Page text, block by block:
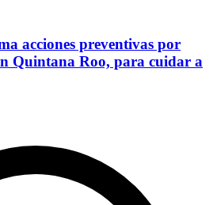
acciones preventivas por
Quintana Roo, para cuidar a